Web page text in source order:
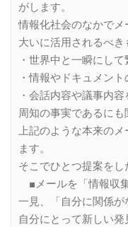
がします。
情報化社会のなかでメ
大いに活用されるべき
・世界中と一瞬にして
・情報やドキュメント
・会話内容や議事内
周知の事実であるにも
上記のような本来の
ます。
そこでひとつ提案をし
■メールを「情報収
一見、「自分に関係が
自分にとって新しい